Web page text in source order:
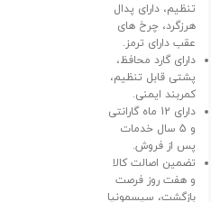
تنظیم، دارای پدال
هرزگرد، چرخ های
عقب دارای ترمز.
دارای گارد محافظ،
پشتی قابل تنظیم،
کمربند ایمنی.
دارای 12 ماه گارانتی
و 5 سال خدمات
پس از فروش.
تضمین اصالت کالا
و هفت روز فرصت
بازگشت، سیسمونیا